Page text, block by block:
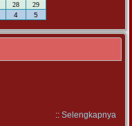
28
29
4 5
:: Selengkapnya